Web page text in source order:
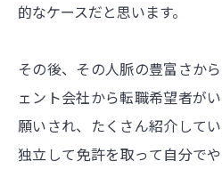
的なケースだと思います。
その後、その人脈の豊富さか
ェント会社から転職希望者が
願いされ、たくさん紹介して
独立して免許を取って自分で